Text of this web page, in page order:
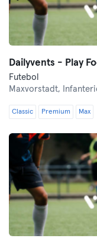
Dailyvents - Play
Futebol
Maxvorstadt,
Classic Premium Max